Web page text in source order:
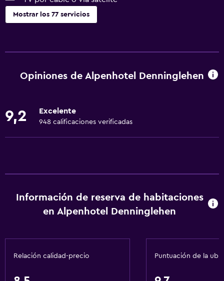
Mostrar los 77 servicios
Wifi gratis
Toallas
Calefacción
Gel de ducha
General
Opiniones de Alpenhotel Denninglehen
9,2 Excelente
948 calificaciones verificadas
Información de reserva de habitaciones
en Alpenhotel Denninglehen
Relación calidad-precio Puntuación de la